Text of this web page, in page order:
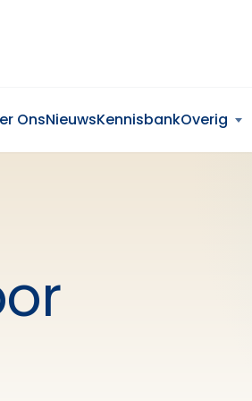
OnsNieuwsKennisbankOverig